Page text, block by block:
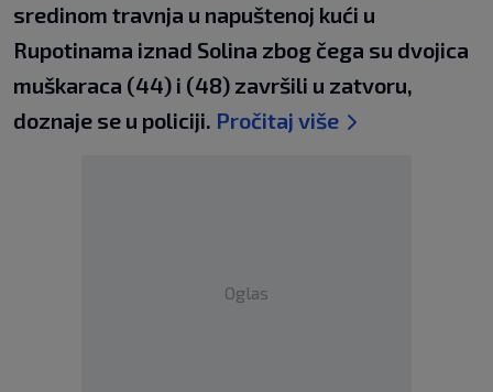
sredinom travnja u napuštenoj kući u
Rupotinama iznad Solina zbog čega su dvojica
muškaraca (44) i (48) završili u zatvoru,
doznaje se u policiji. Pročitaj više
Oglas